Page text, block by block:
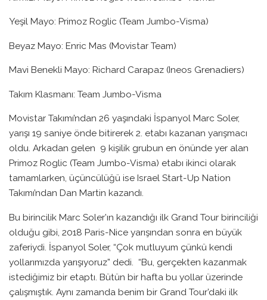
Yeşil Mayo: Primoz Roglic (Team Jumbo-Visma)
Beyaz Mayo: Enric Mas (Movistar Team)
Mavi Benekli Mayo: Richard Carapaz (Ineos Grenadiers)
Takım Klasmanı: Team Jumbo-Visma
Movistar Takımı’ndan 26 yaşındaki İspanyol Marc Soler,
yarışı 19 saniye önde bitirerek 2. etabı kazanan yarışmacı
oldu. Arkadan gelen 9 kişilik grubun en önünde yer alan
Primoz Roglic (Team Jumbo-Visma) etabı ikinci olarak
tamamlarken, üçüncülüğü ise Israel Start-Up Nation
Takımı’ndan Dan Martin kazandı.
Bu birincilik Marc Soler’ın kazandığı ilk Grand Tour birinciliği
olduğu gibi, 2018 Paris-Nice yarışından sonra en büyük
zaferiydi. İspanyol Soler, “Çok mutluyum çünkü kendi
yollarımızda yarışıyoruz” dedi. “Bu, gerçekten kazanmak
istediğimiz bir etaptı. Bütün bir hafta bu yollar üzerinde
çalışmıştık. Aynı zamanda benim bir Grand Tour’daki ilk